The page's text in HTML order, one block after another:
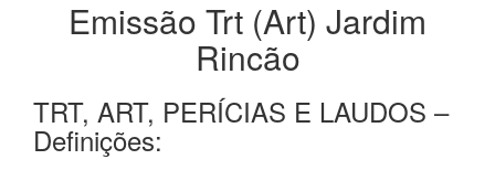
Emissão Trt (Art) Jardim
Rincão
TRT, ART, PERÍCIAS E LAUDOS –
Definições: